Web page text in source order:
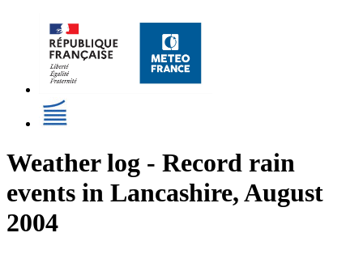
Weather log - Record rain
events in Lancashire, August
2004